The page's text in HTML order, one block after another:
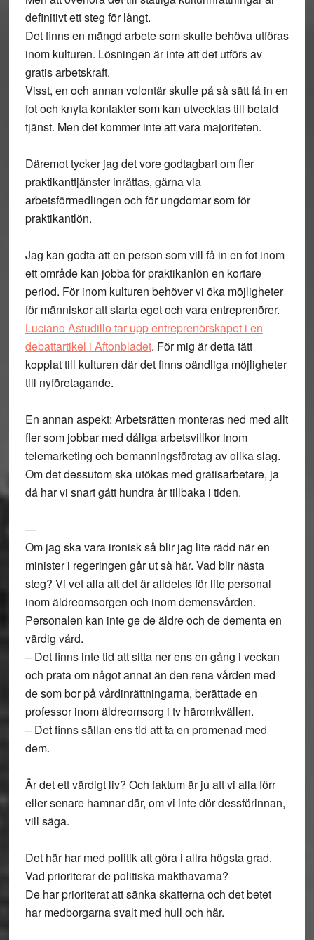
definitivt ett steg för långt.
Det finns en mängd arbete som skulle behöva utföras
inom kulturen. Lösningen är inte att det utförs av
gratis arbetskraft.
Visst, en och annan volontär skulle på så sätt få in en
fot och knyta kontakter som kan utvecklas till betald
tjänst. Men det kommer inte att vara majoriteten.
Däremot tycker jag det vore godtagbart om fler
praktikanttjänster inrättas, gärna via
arbetsförmedlingen och för ungdomar som för
praktikantlön.
Jag kan godta att en person som vill få in en fot inom
ett område kan jobba för praktikanlön en kortare
period. För inom kulturen behöver vi öka möjligheter
för människor att starta eget och vara entreprenörer.
Luciano Astudillo tar upp entreprenörskapet i en
debattartikel i Aftonbladet. För mig är detta tätt
kopplat till kulturen där det finns oändliga möjligheter
till nyföretagande.
En annan aspekt: Arbetsrätten monteras ned med allt
fler som jobbar med dåliga arbetsvillkor inom
telemarketing och bemanningsföretag av olika slag.
Om det dessutom ska utökas med gratisarbetare, ja
då har vi snart gått hundra år tillbaka i tiden.
—
Om jag ska vara ironisk så blir jag lite rädd när en
minister i regeringen går ut så här. Vad blir nästa
steg? Vi vet alla att det är alldeles för lite personal
inom äldreomsorgen och inom demensvården.
Personalen kan inte ge de äldre och de dementa en
värdig vård.
– Det finns inte tid att sitta ner ens en gång i veckan
och prata om något annat än den rena vården med
de som bor på vårdinrättningarna, berättade en
professor inom äldreomsorg i tv häromkvällen.
– Det finns sällan ens tid att ta en promenad med
dem.
Är det ett värdigt liv? Och faktum är ju att vi alla förr
eller senare hamnar där, om vi inte dör dessförinnan,
vill säga.
Det här har med politik att göra i allra högsta grad.
Vad prioriterar de politiska makthavarna?
De har prioriterat att sänka skatterna och det betet
har medborgarna svalt med hull och hår.